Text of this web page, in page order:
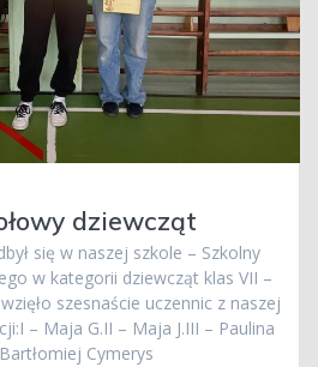
dziewcząt
się w naszej szkole – Szkolny
w kategorii dziewcząt klas VII –
szesnaście uczennic z naszej
– Maja G.II – Maja J.III – Paulina
Cymerys